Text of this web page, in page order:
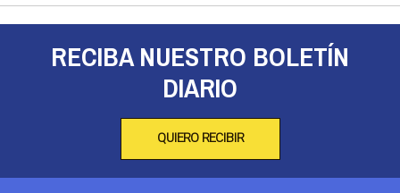
RECIBA NUESTRO BOLETÍN
DIARIO
QUIERO RECIBIR